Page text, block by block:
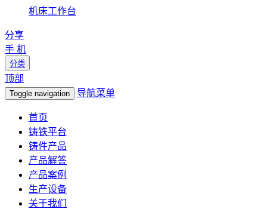
机床工作台
分享
手 机
分类
顶部
Toggle navigation 导航菜单
首页
铸铁平台
铸件产品
产品解答
产品案例
生产设备
关于我们